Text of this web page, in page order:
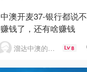
中澳开麦37-银行都说不
赚钱了，还有啥赚钱
溜达中澳的王公子 8